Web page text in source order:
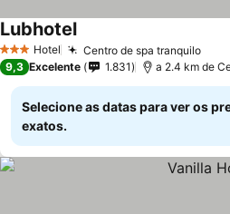
3 EstrelasHotel Centro de spa tranquiloVer
LubhotelVer preços
9,3 Excelente 1.831 a 2.4 km de
Selecione as datas para ver os
exatos.